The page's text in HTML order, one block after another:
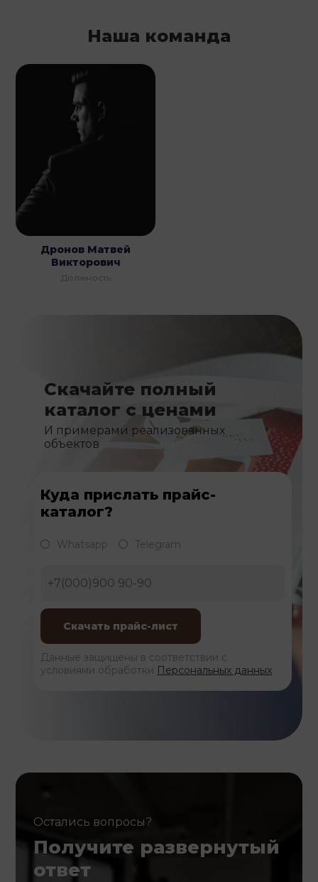
Наша команда
Дронов Матвей
Викторович
Должность
Скачайте полный
каталог с ценами
И примерами реализованных
объектов
Куда прислать прайс-
каталог?
Whatsapp Telegram
Данные защищены в соответствии с
условиями обработки Персональных данных
Остались вопросы?
Получите развернутый
ответ